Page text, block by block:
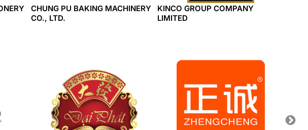
CHUNG PU BAKING MACHINERY
CO., LTD.
KINCO GROUP COMPANY
LIMITED